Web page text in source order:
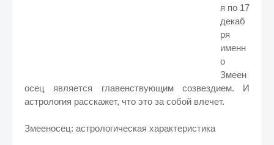
я по 17
декаб
ря
именн
о
Змеен
осец является главенствующим созвездием. И
астрология расскажет, что это за собой влечет.
Змееносец: астрологическая характеристика